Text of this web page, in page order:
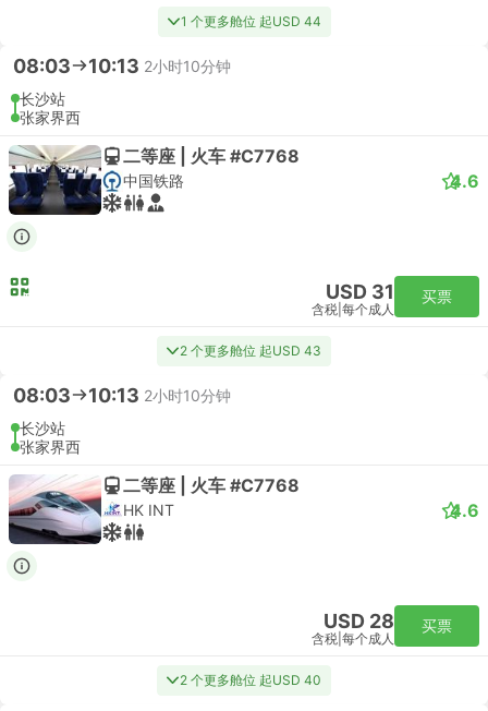
1 个更多舱位 起USD 44
08:03 10:13 2小时10分钟
长沙站
张家界西
二等座 | 火车 #C7768
中国铁路 4.6
USD 31
含税 每个成人
买票
2 个更多舱位 起USD 43
08:03 10:13 2小时10分钟
长沙站
张家界西
二等座 | 火车 #C7768
HK INT 4.6
USD 28
含税 每个成人
买票
2 个更多舱位 起USD 40